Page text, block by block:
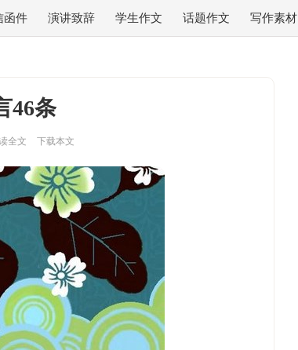
函件 演讲致辞 学生作文 话题作文 写作素材
46条
全文 下载本文